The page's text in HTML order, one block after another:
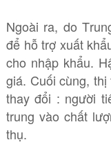
Ngoài ra, do
để hỗ trợ xuất
cho nhập khẩu.
giá. Cuối cùng,
thay đổi : người
trung vào chất
thụ.